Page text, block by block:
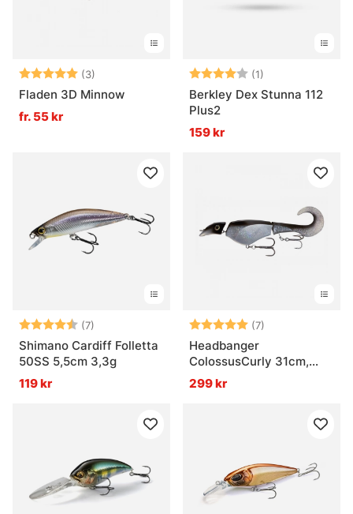
Betyg: (3)
5.0 utav 5 stjärnor
Fladen 3D Minnow
fr. 55 kr
Betyg: (1)
Berkley Dex Stunna 112
Plus2
159 kr
Betyg: (7)
4.6 utav 5 stjärnor
Shimano Cardiff Folletta
50SS 5,5cm 3,3g
119 kr
Betyg: (7)
Headbanger
ColossusCurly 31cm,
170g
299 kr